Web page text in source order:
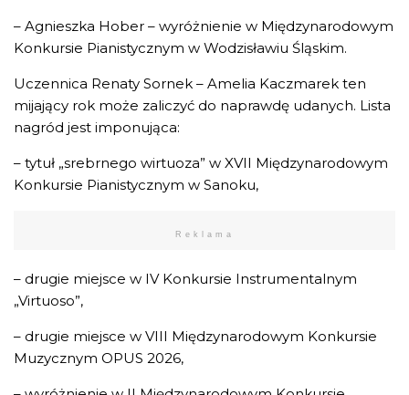
– Agnieszka Hober – wyróżnienie w Międzynarodowym
Konkursie Pianistycznym w Wodzisławiu Śląskim.
Uczennica Renaty Sornek – Amelia Kaczmarek ten
mijający rok może zaliczyć do naprawdę udanych. Lista
nagród jest imponująca:
– tytuł „srebrnego wirtuoza” w XVII Międzynarodowym
Konkursie Pianistycznym w Sanoku,
Reklama
– drugie miejsce w IV Konkursie Instrumentalnym
„Virtuoso”,
– drugie miejsce w VIII Międzynarodowym Konkursie
Muzycznym OPUS 2026,